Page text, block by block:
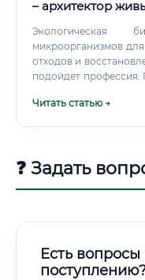
– архитектор
Экологическая
микроорганизмов
отходов и
подойдет профессия:
Читать статью →
❓ Задать
Есть